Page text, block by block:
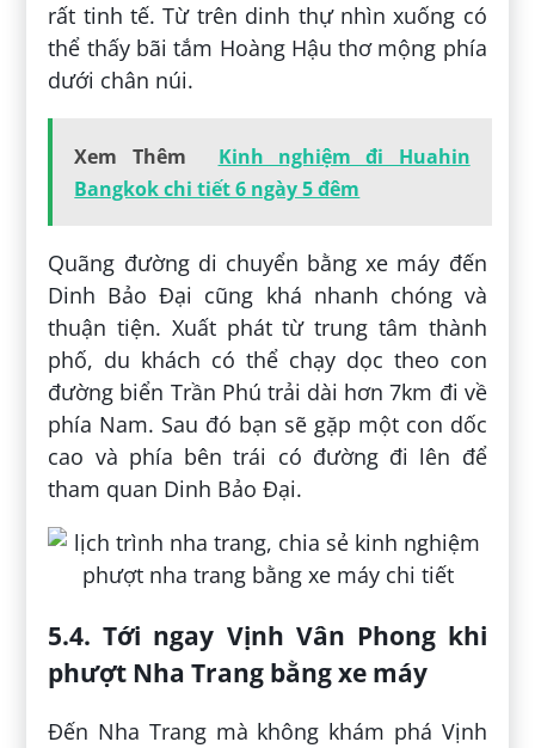
rất tinh tế. Từ trên dinh thự nhìn xuống có
thể thấy bãi tắm Hoàng Hậu thơ mộng phía
dưới chân núi.
Xem Thêm
Kinh nghiệm đi Huahin
Bangkok chi tiết 6 ngày 5 đêm
Quãng đường di chuyển bằng xe máy đến
Dinh Bảo Đại cũng khá nhanh chóng và
thuận tiện. Xuất phát từ trung tâm thành
phố, du khách có thể chạy dọc theo con
đường biển Trần Phú trải dài hơn 7km đi về
phía Nam. Sau đó bạn sẽ gặp một con dốc
cao và phía bên trái có đường đi lên để
tham quan Dinh Bảo Đại.
5.4. Tới ngay Vịnh Vân Phong khi
phượt Nha Trang bằng xe máy
Đến Nha Trang mà không khám phá Vịnh